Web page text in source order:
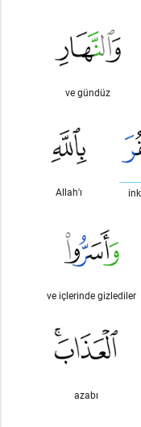
ve gündüz
Allah'ı
ve içlerinde gizlediler
azabı